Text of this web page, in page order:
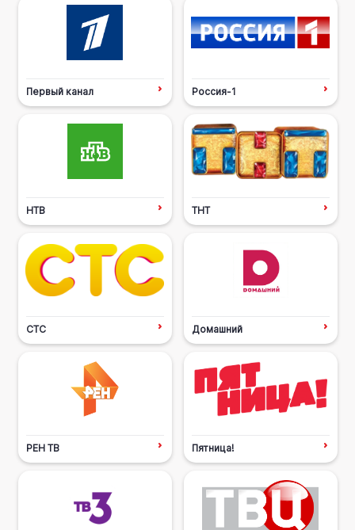
Первый канал Россия-1
НТВ ТНТ
СТС Домашний
РЕН ТВ Пятница!